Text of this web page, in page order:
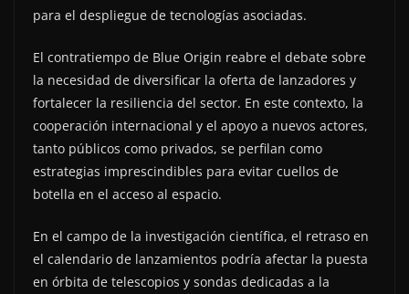
para el despliegue de tecnologías asociadas.
El contratiempo de Blue Origin reabre el debate sobre
la necesidad de diversificar la oferta de lanzadores y
fortalecer la resiliencia del sector. En este contexto, la
cooperación internacional y el apoyo a nuevos actores,
tanto públicos como privados, se perfilan como
estrategias imprescindibles para evitar cuellos de
botella en el acceso al espacio.
En el campo de la investigación científica, el retraso en
el calendario de lanzamientos podría afectar la puesta
en órbita de telescopios y sondas dedicadas a la